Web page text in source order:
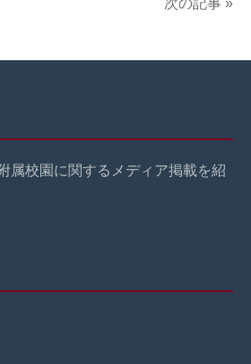
次の記事 »
属校園に関するメディア掲載を紹